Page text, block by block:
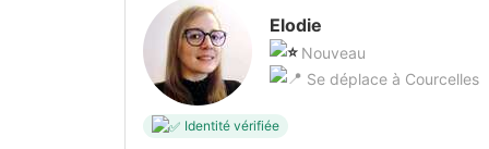
Elodie
Nouveau
Se déplace à Courcelles
Identité vérifiée